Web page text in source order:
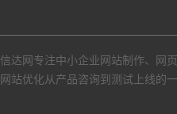
信达网专注中小企业网站制作、 网
网站优化从产品咨询到测试上线的